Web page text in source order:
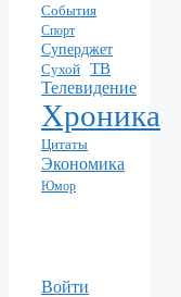
События
Спорт
Суперджет
Сухой ТВ
Телевидение
Хроника
Цитаты
Экономика
Юмор
Войти